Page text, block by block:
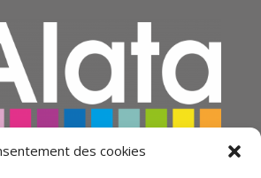
des cookies